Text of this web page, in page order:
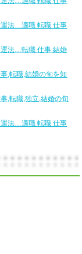
法…適職 転職 仕事
法…転職 仕事 結婚
,転職,結婚の旬を知
,転職,独立,結婚の旬
法…適職 転職 仕事